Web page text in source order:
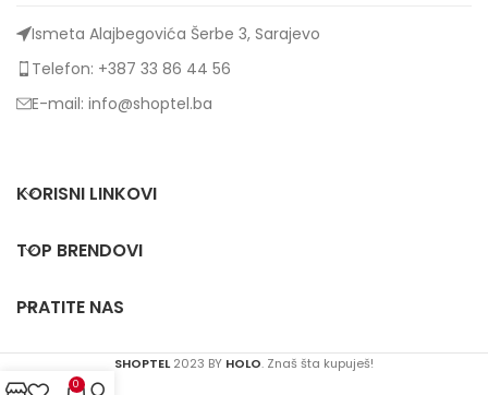
Ismeta Alajbegovića Šerbe 3, Sarajevo
Telefon: +387 33 86 44 56
E-mail: info@shoptel.ba
KORISNI LINKOVI
TOP BRENDOVI
PRATITE NAS
SHOPTEL 2023 BY HOLO. Znaš šta kupuješ!
0